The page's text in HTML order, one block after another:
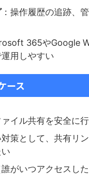
：操作履歴の追跡、
365やGoogle
用しやすい
ース
イル共有を安全に
策として、共有リ
がいつアクセスし